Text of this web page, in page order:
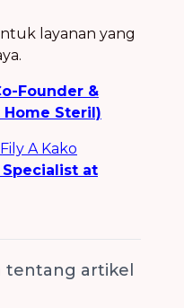
layanan yang
Founder &
Steril)
A Kako
Specialist at
tentang artikel